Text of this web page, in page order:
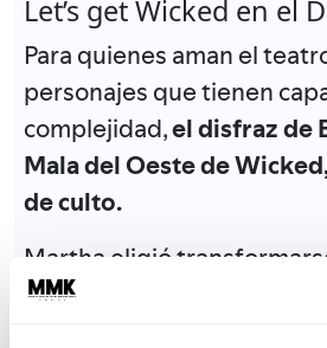
Let’s get Wicked en el
Para quienes aman el
personajes que tienen
complejidad,el disfraz de
Mala del Oeste de
de culto.
Martha eligió
icónica del Mago de Oz,